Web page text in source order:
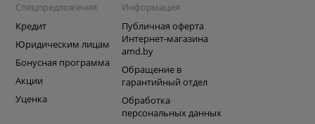
Спецпредложения
Кредит
Юридическим лицам
Бонусная программа
Акции
Уценка
Информация
Публичная оферта
Интернет-магазина
amd.by
Обращение в
гарантийный отдел
Обработка
персональных данных